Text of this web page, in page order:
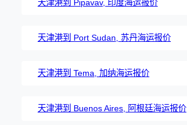
天津港到 Pipavav, 印度海运报价
天津港到 Port Sudan, 苏丹海运报价
天津港到 Tema, 加纳海运报价
天津港到 Buenos Aires, 阿根廷海运报价